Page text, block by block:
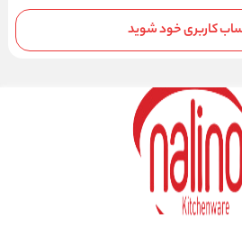
کاربری خود شوید